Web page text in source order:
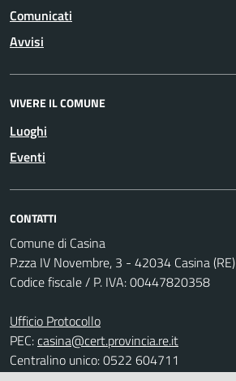
Comunicati
Avvisi
VIVERE IL COMUNE
Luoghi
Eventi
CONTATTI
Comune di Casina
P.zza IV Novembre, 3 - 42034 Casina (RE)
Codice fiscale / P. IVA: 00447820358
Ufficio Protocollo
PEC:casina@cert.provincia.re.it
Centralino unico: 0522 604711